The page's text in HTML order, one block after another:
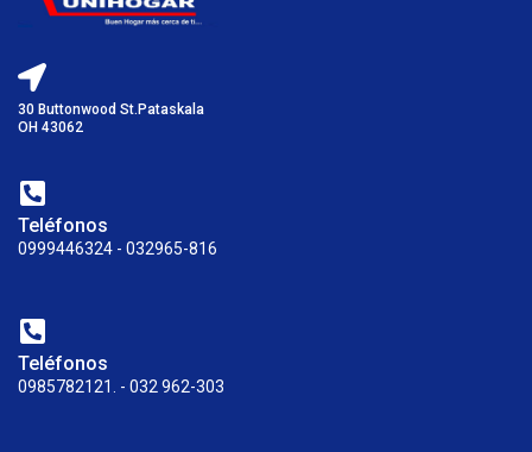
30 Buttonwood St.Pataskala
OH 43062
Teléfonos
0999446324 - 032965-816
Teléfonos
0985782121. - 032 962-303